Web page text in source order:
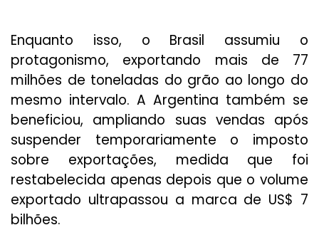
Enquanto isso, o Brasil assumiu o
protagonismo, exportando mais de 77
milhões de toneladas do grão ao longo do
mesmo intervalo. A Argentina também se
beneficiou, ampliando suas vendas após
suspender temporariamente o imposto
sobre exportações, medida que foi
restabelecida apenas depois que o volume
exportado ultrapassou a marca de US$ 7
bilhões.